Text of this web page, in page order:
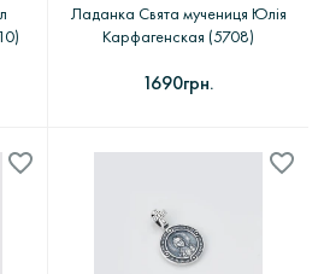
Ладанка Свята мучениця Юлія
Карфагенская (5708)
1690грн.